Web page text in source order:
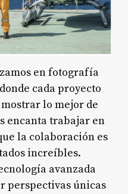
en fotografía
cada proyecto
lo mejor de
encanta trabajar en
la colaboración es
increíbles.
avanzada
perspectivas únicas